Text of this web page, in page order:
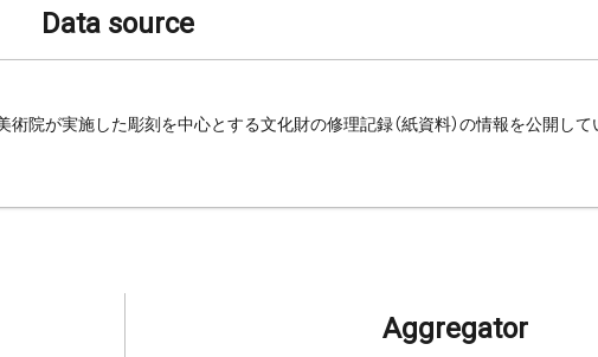
Data source
術院が実施した彫刻を中心とする文化財の修理記録（紙資料）の情報を公開して
Aggregator